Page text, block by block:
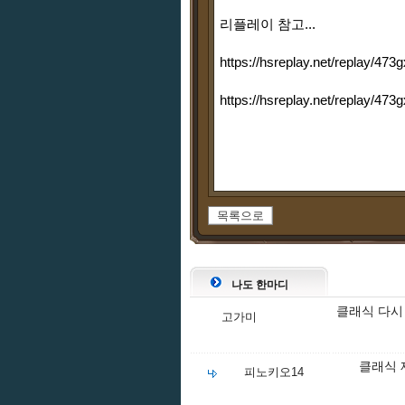
리플레이 참고...
https://hsreplay.net/replay/
https://hsreplay.net/replay/
목록으로
나도 한마디
고가미 클래식 다
피노키오14 클래식